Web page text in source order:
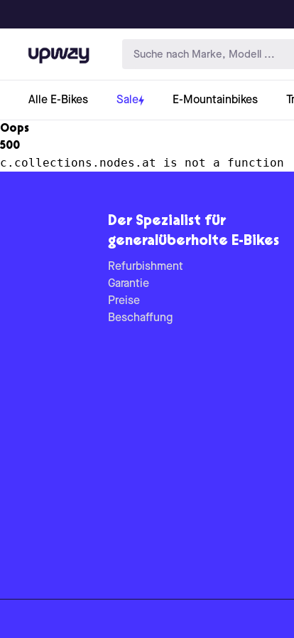
Upway
Alle E-Bikes Sale E-Mountainbikes
Oops
500
c.collections.nodes.at is not a function
Der Spezialist für
generalüberholte E-Bikes
Refurbishment
Garantie
Preise
Beschaffung